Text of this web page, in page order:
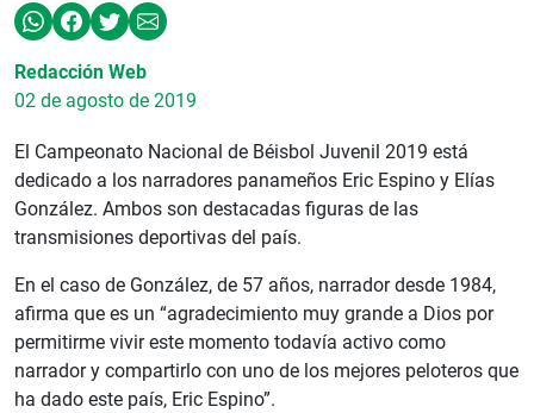
Redacción Web
02 de agosto de 2019
El Campeonato Nacional de Béisbol Juvenil 2019 está
dedicado a los narradores panameños Eric Espino y Elías
González. Ambos son destacadas figuras de las
transmisiones deportivas del país.
En el caso de González, de 57 años, narrador desde 1984,
afirma que es un “agradecimiento muy grande a Dios por
permitirme vivir este momento todavía activo como
narrador y compartirlo con uno de los mejores peloteros que
ha dado este país, Eric Espino”.